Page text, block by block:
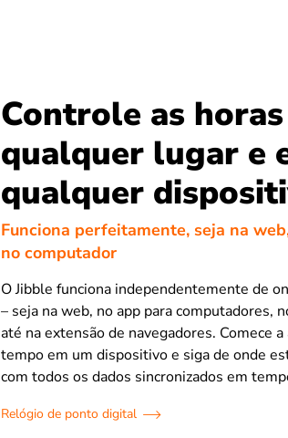
Controle as
qualquer lugar e
qualquer
Funciona perfeitamente, seja na
no computador
O Jibble funciona independentemente de
– seja na web, no app para computadores,
até na extensão de navegadores. Comece
tempo em um dispositivo e siga de onde
com todos os dados sincronizados em
Relógio de ponto digital